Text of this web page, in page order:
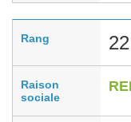
Rang 22
Raison
sociale